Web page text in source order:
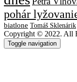
pohár
biatlone Tomáš Sklenárik
Copyright © 2022. All
Toggle navigation